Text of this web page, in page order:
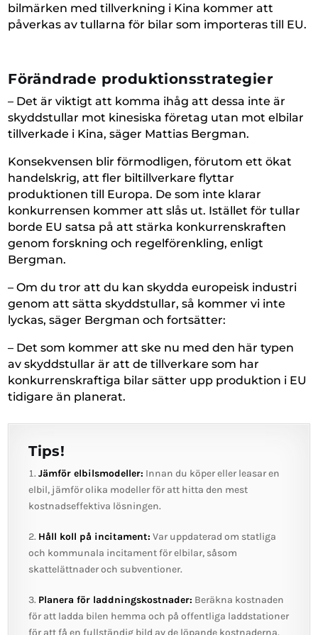
bilmärken med tillverkning i Kina kommer att
påverkas av tullarna för bilar som importeras till EU.
Förändrade produktionsstrategier
– Det är viktigt att komma ihåg att dessa inte är
skyddstullar mot kinesiska företag utan mot elbilar
tillverkade i Kina, säger Mattias Bergman.
Konsekvensen blir förmodligen, förutom ett ökat
handelskrig, att fler biltillverkare flyttar
produktionen till Europa. De som inte klarar
konkurrensen kommer att slås ut. Istället för tullar
borde EU satsa på att stärka konkurrenskraften
genom forskning och regelförenkling, enligt
Bergman.
– Om du tror att du kan skydda europeisk industri
genom att sätta skyddstullar, så kommer vi inte
lyckas, säger Bergman och fortsätter:
– Det som kommer att ske nu med den här typen
av skyddstullar är att de tillverkare som har
konkurrenskraftiga bilar sätter upp produktion i EU
tidigare än planerat.
Tips!
Jämför elbilsmodeller: Innan du köper eller leasar en
elbil, jämför olika modeller för att hitta den mest
kostnadseffektiva lösningen.
Håll koll på incitament: Var uppdaterad om statliga
och kommunala incitament för elbilar, såsom
skattelättnader och subventioner.
Planera för laddningskostnader: Beräkna kostnaden
för att ladda bilen hemma och på offentliga laddstationer
för att få en fullständig bild av de löpande kostnaderna.